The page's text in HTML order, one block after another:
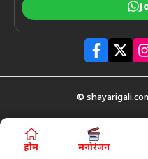
©
होम मनोरंजन